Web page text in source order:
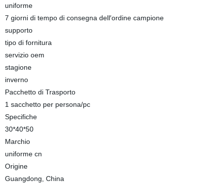
uniforme
7 giorni di tempo di consegna dell′ordine campione
supporto
tipo di fornitura
servizio oem
stagione
inverno
Pacchetto di Trasporto
1 sacchetto per persona/pc
Specifiche
30*40*50
Marchio
uniforme cn
Origine
Guangdong, China